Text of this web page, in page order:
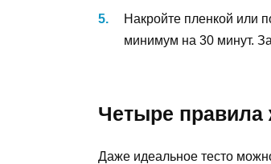
Накройте пленкой или
минимум на 30 минут.
Четыре правила
Даже идеальное тесто